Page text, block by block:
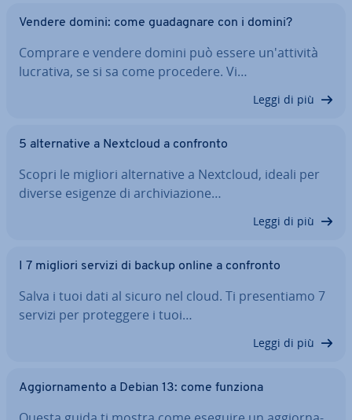
Vendere domini: come gua­da­gna­re con i domini?
Comprare e vendere domini può essere un'at­ti­vi­tà
lucrativa, se si sa come procedere. Vi…
Leggi di più
5 al­ter­na­ti­ve a Nextcloud a confronto
Scopri le migliori al­ter­na­ti­ve a Nextcloud, ideali per
diverse esigenze di ar­chi­via­zio­ne…
Leggi di più
I 7 migliori servizi di backup online a confronto
Salva i tuoi dati al sicuro nel cloud. Ti pre­sen­tia­mo 7
servizi per pro­teg­ge­re i tuoi…
Leggi di più
Ag­gior­na­men­to a Debian 13: come funziona